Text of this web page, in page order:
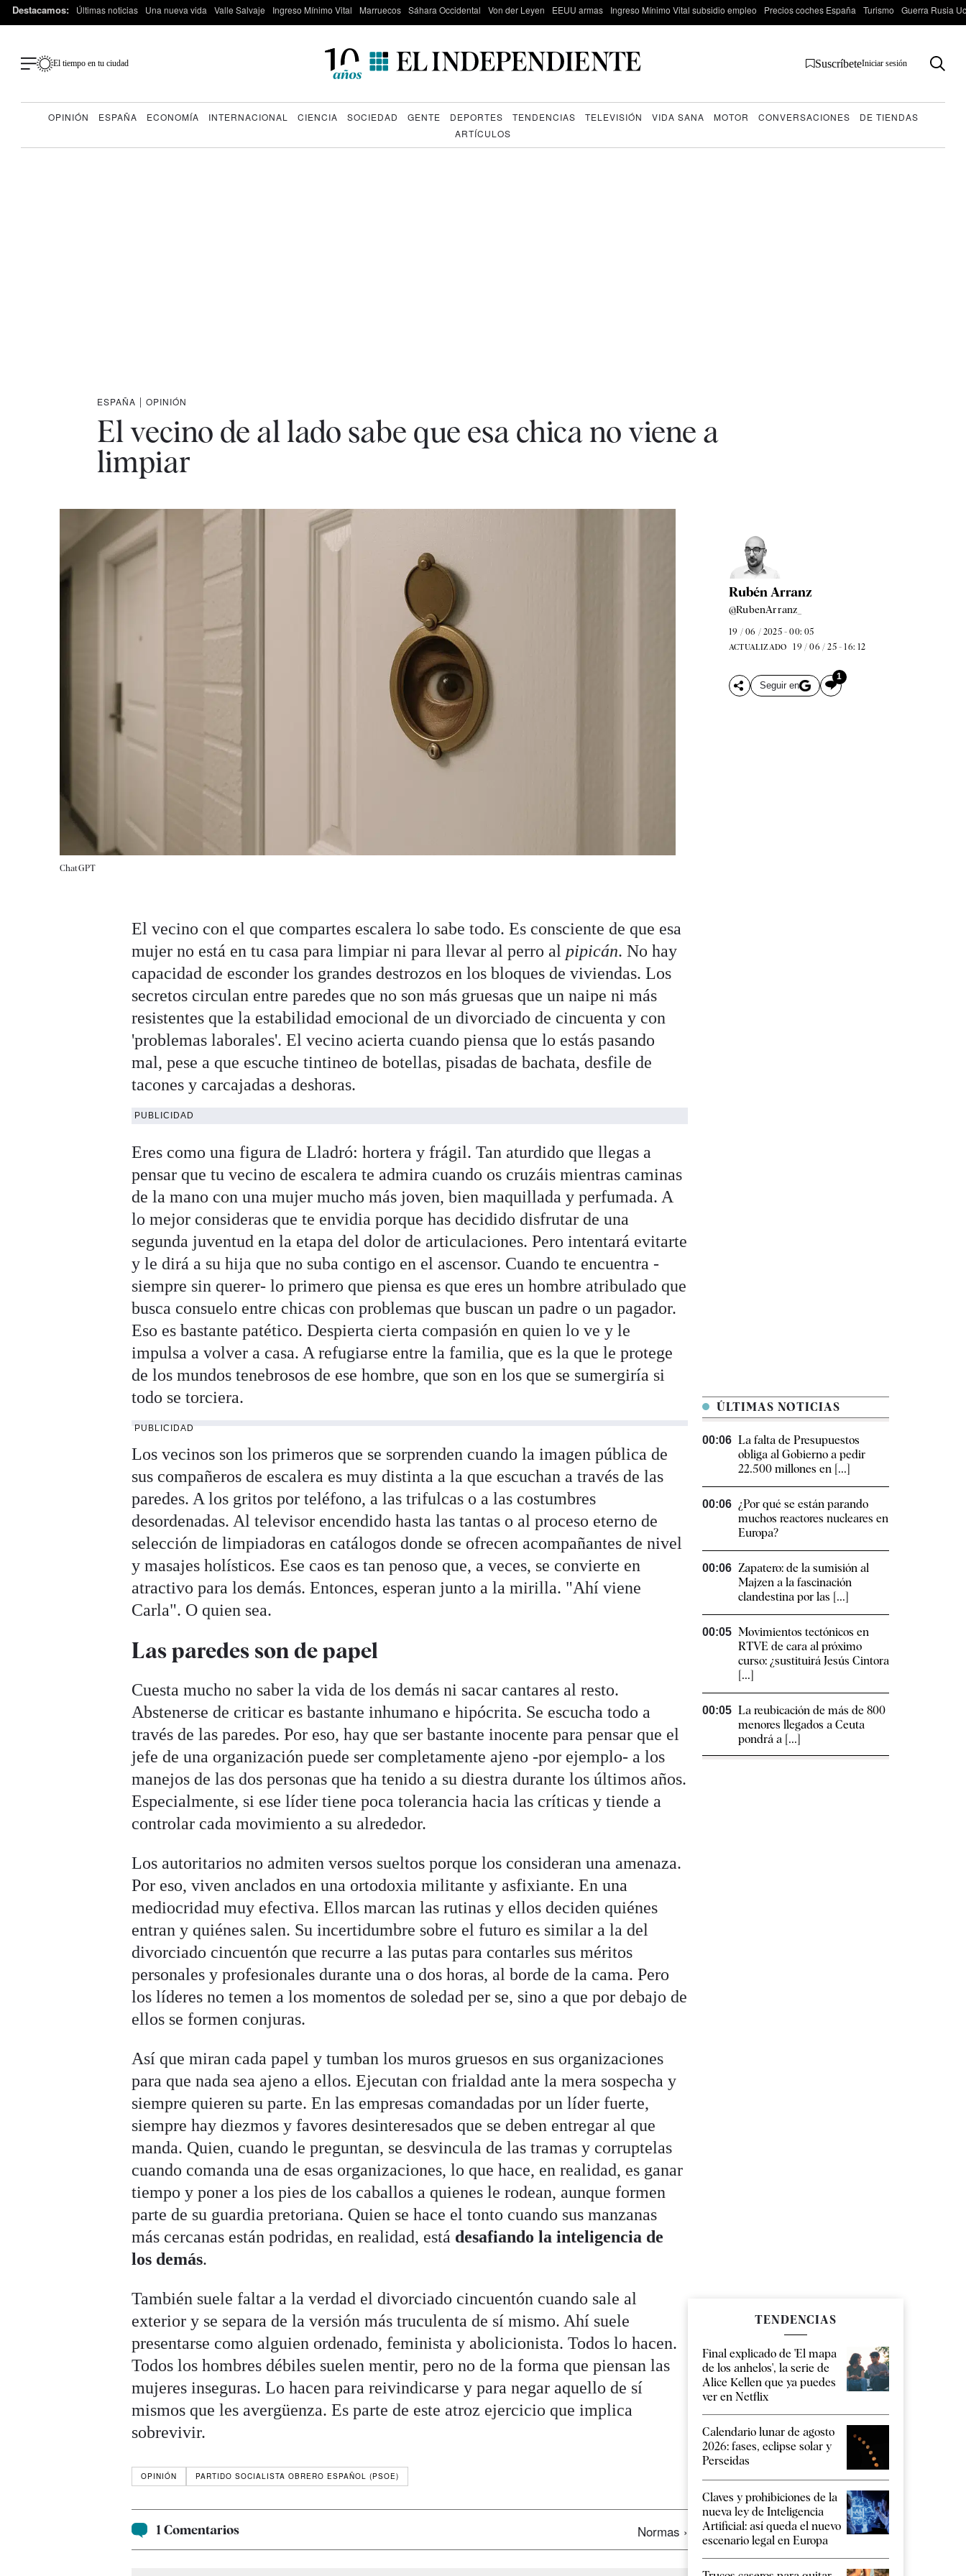
Destacamos: Últimas noticias Una nueva vida Valle Salvaje Ingreso Mínimo Vital Marruecos Sáhara Occidental Von der Leyen EEUU armas Ingreso Mínimo Vital subsidio empleo Precios coches España Turismo Guerra Rusia
El tiempo en tu ciudad SuscríbeteIniciar sesión
OPINIÓN ESPAÑA ECONOMÍA INTERNACIONAL CIENCIA SOCIEDAD GENTE DEPORTES TENDENCIAS TELEVISIÓN VIDA SANA MOTOR CONVERSACIONES
DE TIENDAS
ARTÍCULOS
ESPAÑA | OPINIÓN
El vecino de al lado sabe que esa chica no viene a
limpiar
ChatGPT
Rubén Arranz
@RubenArranz_
19 / 06 / 2025 - 00: 05
ACTUALIZADO 19 / 06 / 25 - 16: 12
Seguir en
1
El vecino con el que compartes escalera lo sabe todo. Es consciente de que esa
mujer no está en tu casa para limpiar ni para llevar al perro al pipicán. No hay
capacidad de esconder los grandes destrozos en los bloques de viviendas. Los
secretos circulan entre paredes que no son más gruesas que un naipe ni más
resistentes que la estabilidad emocional de un divorciado de cincuenta y con
'problemas laborales'. El vecino acierta cuando piensa que lo estás pasando
mal, pese a que escuche tintineo de botellas, pisadas de bachata, desfile de
tacones y carcajadas a deshoras.
PUBLICIDAD
Eres como una figura de Lladró: hortera y frágil. Tan aturdido que llegas a
pensar que tu vecino de escalera te admira cuando os cruzáis mientras caminas
de la mano con una mujer mucho más joven, bien maquillada y perfumada. A
lo mejor consideras que te envidia porque has decidido disfrutar de una
segunda juventud en la etapa del dolor de articulaciones. Pero intentará evitarte
y le dirá a su hija que no suba contigo en el ascensor. Cuando te encuentra -
siempre sin querer- lo primero que piensa es que eres un hombre atribulado que
busca consuelo entre chicas con problemas que buscan un padre o un pagador.
Eso es bastante patético. Despierta cierta compasión en quien lo ve y le
impulsa a volver a casa. A refugiarse entre la familia, que es la que le protege
de los mundos tenebrosos de ese hombre, que son en los que se sumergiría si
todo se torciera.
PUBLICIDAD
Los vecinos son los primeros que se sorprenden cuando la imagen pública de
sus compañeros de escalera es muy distinta a la que escuchan a través de las
paredes. A los gritos por teléfono, a las trifulcas o a las costumbres
desordenadas. Al televisor encendido hasta las tantas o al proceso eterno de
selección de limpiadoras en catálogos donde se ofrecen acompañantes de nivel
y masajes holísticos. Ese caos es tan penoso que, a veces, se convierte en
atractivo para los demás. Entonces, esperan junto a la mirilla. "Ahí viene
Carla". O quien sea.
Las paredes son de papel
Cuesta mucho no saber la vida de los demás ni sacar cantares al resto.
Abstenerse de criticar es bastante inhumano e hipócrita. Se escucha todo a
través de las paredes. Por eso, hay que ser bastante inocente para pensar que el
jefe de una organización puede ser completamente ajeno -por ejemplo- a los
manejos de las dos personas que ha tenido a su diestra durante los últimos años.
Especialmente, si ese líder tiene poca tolerancia hacia las críticas y tiende a
controlar cada movimiento a su alrededor.
Los autoritarios no admiten versos sueltos porque los consideran una amenaza.
Por eso, viven anclados en una ortodoxia militante y asfixiante. En una
mediocridad muy efectiva. Ellos marcan las rutinas y ellos deciden quiénes
entran y quiénes salen. Su incertidumbre sobre el futuro es similar a la del
divorciado cincuentón que recurre a las putas para contarles sus méritos
personales y profesionales durante una o dos horas, al borde de la cama. Pero
los líderes no temen a los momentos de soledad per se, sino a que por debajo de
ellos se formen conjuras.
Así que miran cada papel y tumban los muros gruesos en sus organizaciones
para que nada sea ajeno a ellos. Ejecutan con frialdad ante la mera sospecha y
siempre quieren su parte. En las empresas comandadas por un líder fuerte,
siempre hay diezmos y favores desinteresados que se deben entregar al que
manda. Quien, cuando le preguntan, se desvincula de las tramas y corruptelas
cuando comanda una de esas organizaciones, lo que hace, en realidad, es ganar
tiempo y poner a los pies de los caballos a quienes le rodean, aunque formen
parte de su guardia pretoriana. Quien se hace el tonto cuando sus manzanas
más cercanas están podridas, en realidad, está desafiando la inteligencia de
los demás.
También suele faltar a la verdad el divorciado cincuentón cuando sale al
exterior y se separa de la versión más truculenta de sí mismo. Ahí suele
presentarse como alguien ordenado, feminista y abolicionista. Todos lo hacen.
Todos los hombres débiles suelen mentir, pero no de la forma que piensan las
mujeres inseguras. Lo hacen para reivindicarse y para negar aquello de sí
mismos que les avergüenza. Es parte de este atroz ejercicio que implica
sobrevivir.
OPINIÓN PARTIDO SOCIALISTA OBRERO ESPAÑOL (PSOE)
1 Comentarios Normas ›
ÚLTIMAS NOTICIAS
00:06 La falta de Presupuestos
obliga al Gobierno a pedir
22.500 millones en [...]
00:06 ¿Por qué se están parando
muchos reactores nucleares en
Europa?
00:06 Zapatero: de la sumisión al
Majzen a la fascinación
clandestina por las [...]
00:05 Movimientos tectónicos en
RTVE de cara al próximo
curso: ¿sustituirá Jesús Cintora
[...]
00:05 La reubicación de más de 800
menores llegados a Ceuta
pondrá a [...]
TENDENCIAS
Final explicado de 'El mapa
de los anhelos', la serie de
Alice Kellen que ya puedes
ver en Netflix
Calendario lunar de agosto
2026: fases, eclipse solar y
Perseidas
Claves y prohibiciones de la
nueva ley de Inteligencia
Artificial: así queda el nuevo
escenario legal en Europa